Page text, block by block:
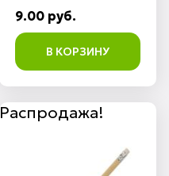
9.00 руб.
В КОРЗИНУ
Распродажа!